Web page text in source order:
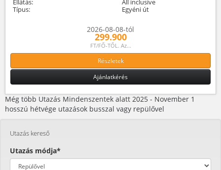
Típus:
Egyéni út
2026-08-08-tól
299.900
FT/FŐ-TŐL. Az...
Részletek
Ajánlatkérés
Még több Utazás Mindenszentek alatt 2025 - November 1
hosszú hétvége utazások busszal vagy repülővel
Utazás kereső
Utazás módja*